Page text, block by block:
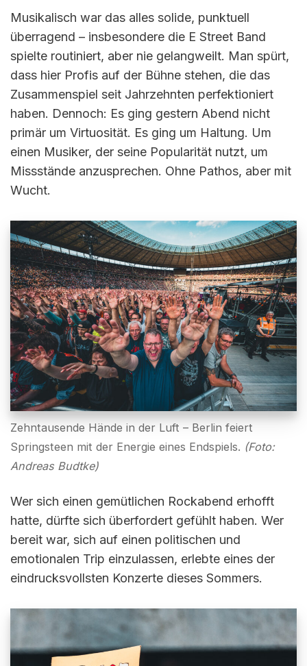
Musikalisch war das alles solide, punktuell
überragend – insbesondere die E Street Band
spielte routiniert, aber nie gelangweilt. Man spürt,
dass hier Profis auf der Bühne stehen, die das
Zusammenspiel seit Jahrzehnten perfektioniert
haben. Dennoch: Es ging gestern Abend nicht
primär um Virtuosität. Es ging um Haltung. Um
einen Musiker, der seine Popularität nutzt, um
Missstände anzusprechen. Ohne Pathos, aber mit
Wucht.
Zehntausende Hände in der Luft – Berlin feiert
Springsteen mit der Energie eines Endspiels. (Foto:
Andreas Budtke)
Wer sich einen gemütlichen Rockabend erhofft
hatte, dürfte sich überfordert gefühlt haben. Wer
bereit war, sich auf einen politischen und
emotionalen Trip einzulassen, erlebte eines der
eindrucksvollsten Konzerte dieses Sommers.